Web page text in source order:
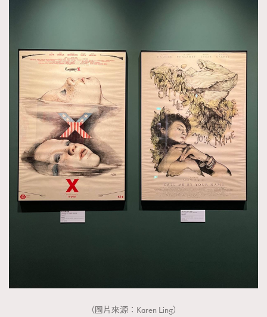
（圖片來源：Karen Ling）